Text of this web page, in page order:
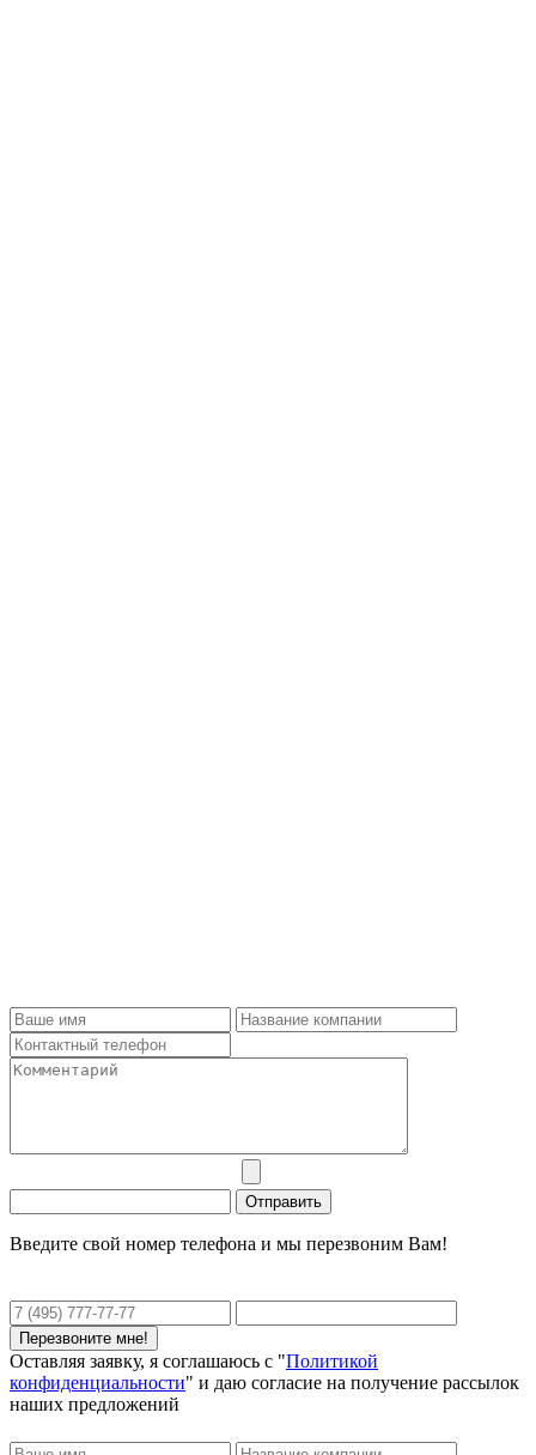
Введите свой номер телефона и мы перезвоним Вам!
Оставляя заявку, я соглашаюсь с "Политикой
конфиденциальности" и даю согласие на получение рассылок
наших предложений